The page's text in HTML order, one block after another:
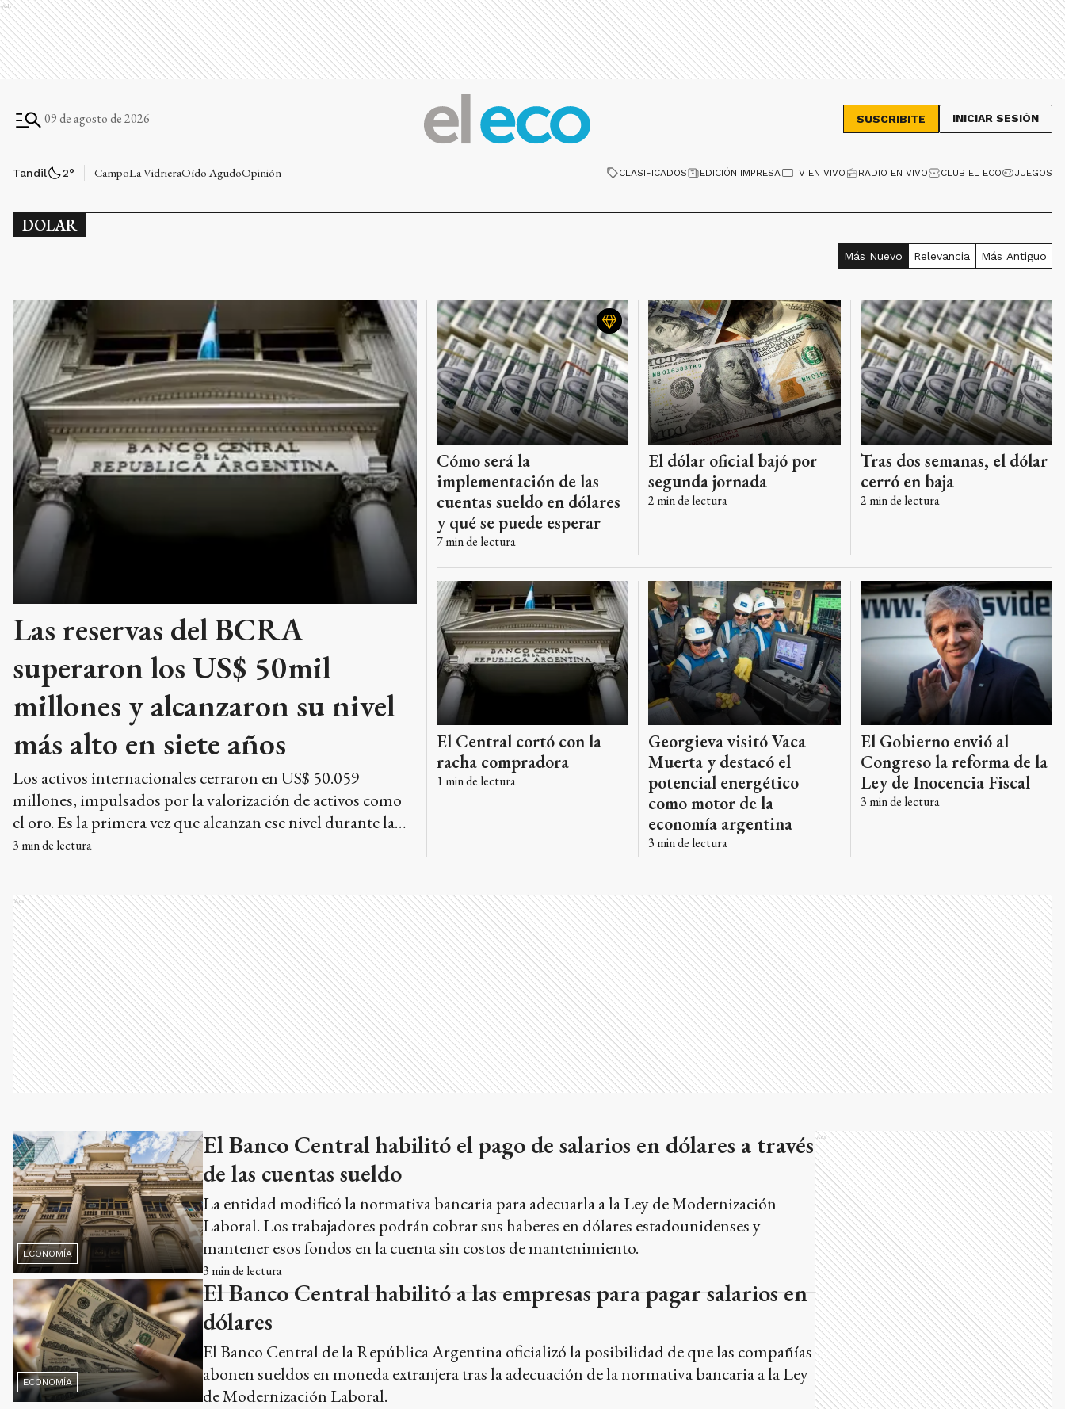
Ads
09 de agosto de 2026 SUSCRIBITE INICIAR SESIÓN
Tandil 2° CampoLa VidrieraOído AgudoOpinión CLASIFICADOS EDICIÓN IMPRESA TV EN VIVO RADIO EN VIVO CLUB EL ECO JUEGOS
DOLAR
Más Nuevo Relevancia Más Antiguo
Las reservas del BCRA
superaron los US$ 50mil
millones y alcanzaron su nivel
más alto en siete años
Los activos internacionales cerraron en US$ 50.059
millones, impulsados por la valorización de activos como
el oro. Es la primera vez que alcanzan ese nivel durante la
gestión de Javier Milei y no se registraba una cifra similar
3 min de lectura
Cómo será la
implementación de las
cuentas sueldo en dólares
y qué se puede esperar
7min de lectura
El dólar oficial bajó por
segunda jornada
2 min de lectura
Tras dos semanas, el dólar
cerró en baja
2 min de lectura
El Central cortó con la
racha compradora
1 min de lectura
Georgieva visitó Vaca
Muerta y destacó el
potencial energético
como motor de la
economía argentina
3 min de lectura
El Gobierno envió al
Congreso la reforma de la
Ley de Inocencia Fiscal
3 min de lectura
Ads
ECONOMÍA
El Banco Central habilitó el pago de salarios en dólares a través
de las cuentas sueldo
La entidad modificó la normativa bancaria para adecuarla a la Ley de Modernización
Laboral. Los trabajadores podrán cobrar sus haberes en dólares estadounidenses y
mantener esos fondos en la cuenta sin costos de mantenimiento.
3 min de lectura
ECONOMÍA
El Banco Central habilitó a las empresas para pagar salarios en
dólares
El Banco Central de la República Argentina oficializó la posibilidad de que las compañías
abonen sueldos en moneda extranjera tras la adecuación de la normativa bancaria a la Ley
de Modernización Laboral.
Ads